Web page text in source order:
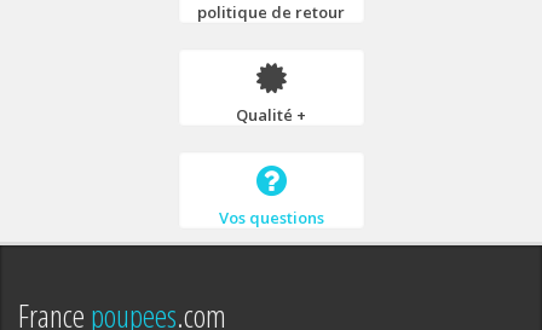
politique de retour
Qualité +
Vos questions
Francepoupees.com